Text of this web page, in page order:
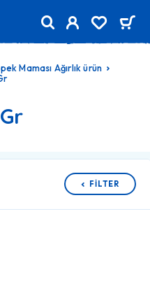
Maması Ağırlık ürün
FILTER